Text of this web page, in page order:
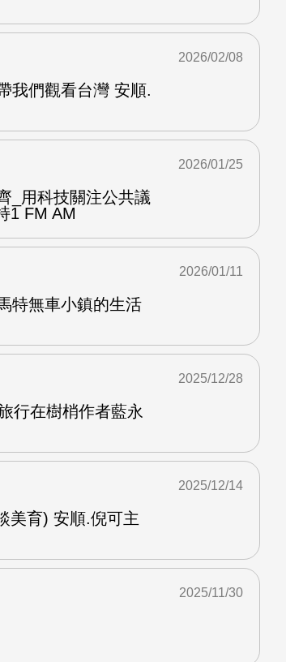
我們觀看台灣 安順.
2026/02/08
_用科技關注公共議
1 FM AM
2026/01/25
特無車小鎮的生活
2026/01/11
行在樹梢作者藍永
2025/12/28
美育) 安順.倪可主
2025/12/14
2025/11/30